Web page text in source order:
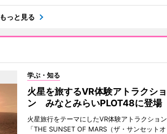
もっと見る
学ぶ・知る
火星を旅するVR体験アトラクショ
ン みなとみらいPLOT48に登場
火星旅行をテーマにしたVR体験アトラクション
「THE SUNSET OF MARS（ザ・サンセットオ